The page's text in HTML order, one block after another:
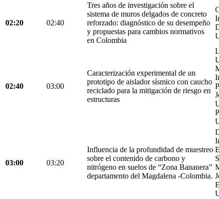
02:20 02:40
Tres años de investigación sobre el
sistema de muros delgados de concreto
reforzado: diagnóstico de su desempeño
y propuestas para cambios normativos
en Colombia
02:40 03:00
Caracterización experimental de un
prototipo de aislador sísmico con caucho
reciclado para la mitigación de riesgo en
estructuras
03:00 03:20
Influencia de la profundidad de muestreo
sobre el contenido de carbono y
nitrógeno en suelos de “Zona Bananera”
departamento del Magdalena -Colombia.